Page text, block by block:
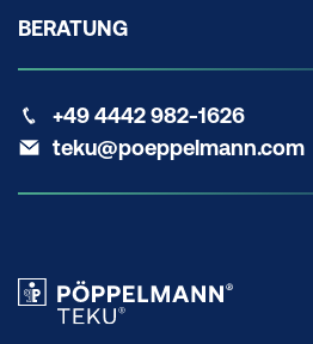
BERATUNG
+49 4442 982-1626
teku@poeppelmann.com